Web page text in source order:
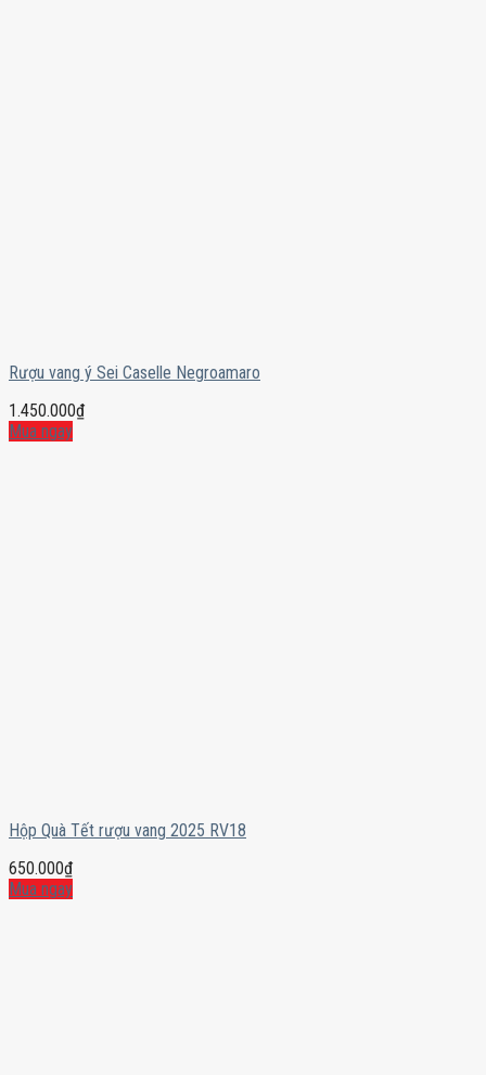
Rượu vang ý Sei Caselle Negroamaro
1.450.000₫
Mua ngay
Hộp Quà Tết rượu vang 2025 RV18
650.000₫
Mua ngay